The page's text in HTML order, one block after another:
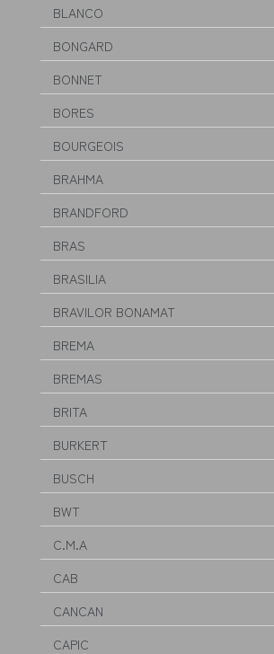
BLANCO
BONGARD
BONNET
BORES
BOURGEOIS
BRAHMA
BRANDFORD
BRAS
BRASILIA
BRAVILOR BONAMAT
BREMA
BREMAS
BRITA
BURKERT
BUSCH
BWT
C.M.A
CAB
CANCAN
CAPIC